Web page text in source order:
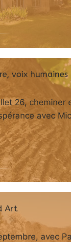
voix humaines
26, cheminer
avec
Art
avec